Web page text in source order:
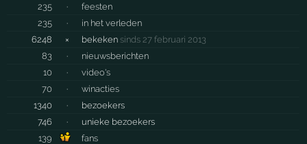
235 ·
feesten
235
·
in het verleden
6248
× bekeken sinds 27 februari 2013
83
·
nieuwsberichten
10
·
video's
70
·
winacties
1340
·
bezoekers
746
·
unieke bezoekers
139
fans